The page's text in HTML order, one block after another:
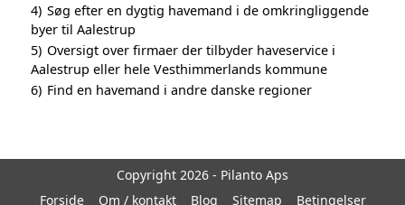
4) Søg efter en dygtig havemand i de omkringliggende
byer til Aalestrup
5) Oversigt over firmaer der tilbyder haveservice i
Aalestrup eller hele Vesthimmerlands kommune
6) Find en havemand i andre danske regioner
Copyright 2026 - Pilanto Aps
Forside
Om / kontakt Blog Sitemap Betingelser